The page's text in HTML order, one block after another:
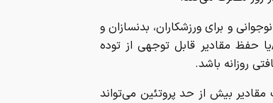
و برای ورزشکاران، بدنسازان و
حفظ مقادیر قابل توجهی از توده
بیش از حد پروتئین می‌تواند